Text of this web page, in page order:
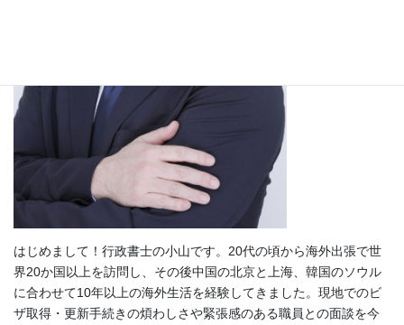
はじめまして！行政書士の小山です。20代の頃から海外出張で世
界20か国以上を訪問し、その後中国の北京と上海、韓国のソウル
に合わせて10年以上の海外生活を経験してきました。現地でのビ
ザ取得・更新手続きの煩わしさや緊張感のある職員との面談を今